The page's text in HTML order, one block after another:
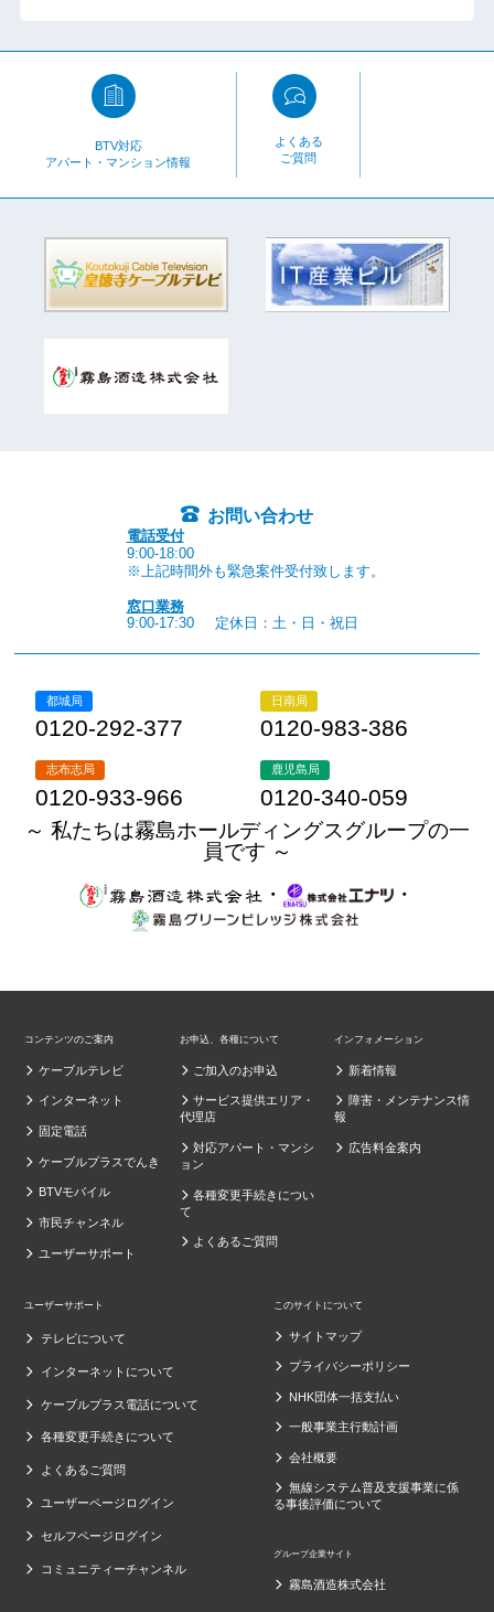
BTV対応
アパート・マンション情報
よくある
ご質問
お問い合わせ
電話受付
9:00-18:00
※上記時間外も緊急案件受付致します。
窓口業務
9:00-17:30
定休日：土・日・祝日
都城局
0120-292-377
日南局
0120-983-386
志布志局
0120-933-966
鹿児島局
0120-340-059
～ 私たちは霧島ホールディングスグループの一
員です ～
・
・
コンテンツのご案内
ケーブルテレビ
インターネット
固定電話
ケーブルプラスでんき
BTVモバイル
市民チャンネル
ユーザーサポート
お申込、各種について
ご加入のお申込
サービス提供エリア・
代理店
対応アパート・マンシ
ョン
各種変更手続きについ
て
よくあるご質問
インフォメーション
新着情報
障害・メンテナンス情
報
広告料金案内
ユーザーサポート
テレビについて
インターネットについて
ケーブルプラス電話について
各種変更手続きについて
よくあるご質問
ユーザーページログイン
セルフページログイン
コミュニティーチャンネル
このサイトについて
サイトマップ
プライバシーポリシー
NHK団体一括支払い
一般事業主行動計画
会社概要
無線システム普及支援事業に係
る事後評価について
グループ企業サイト
霧島酒造株式会社